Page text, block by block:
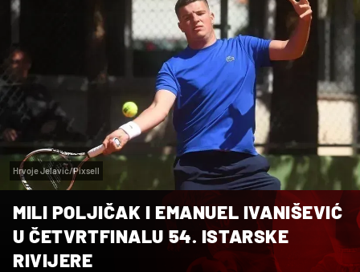
Hrvoje Jelavić/Pixsell
MILI POLJIČAK I EMANUEL IVANIŠEVIĆ
U ČETVRTFINALU 54. ISTARSKE
RIVIJERE